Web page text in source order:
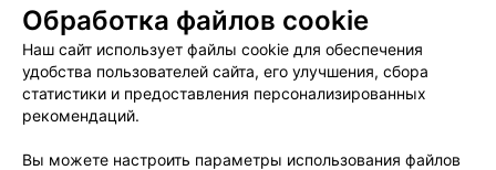
Обработка файлов cookie
Наш сайт использует файлы cookie для обеспечения
удобства пользователей сайта, его улучшения, сбора
статистики и предоставления персонализированных
рекомендаций.
Вы можете настроить параметры использования файлов